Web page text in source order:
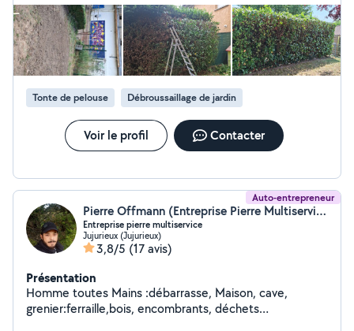
Tonte de pelouse Débroussaillage de jardin
Voir le profil Contacter
Auto-entrepreneur
Pierre Offmann (Entreprise Pierre Multiservices)
Entreprise pierre multiservice
Jujurieux (Jujurieux)
3,8/5 (17 avis)
Présentation
Homme toutes Mains :débarrasse, Maison, cave,
grenier:ferraille,bois, encombrants, déchets